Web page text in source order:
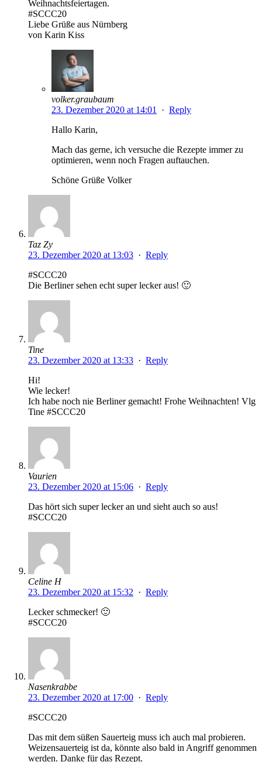
Weihnachtsfeiertagen.
#SCCC20
Liebe Grüße aus Nürnberg
von Karin Kiss
volker.graubaum
23. Dezember 2020 at 14:01
· Reply
Hallo Karin,
Mach das gerne, ich versuche die Rezepte immer zu
optimieren, wenn noch Fragen auftauchen.
Schöne Grüße Volker
Taz Zy
23. Dezember 2020 at 13:03 · Reply
#SCCC20
Die Berliner sehen echt super lecker aus! 🙂
Tine
23. Dezember 2020 at 13:33 · Reply
Hi!
Wie lecker!
Ich habe noch nie Berliner gemacht! Frohe Weihnachten! Vlg
Tine #SCCC20
Vaurien
23. Dezember 2020 at 15:06 · Reply
Das hört sich super lecker an und sieht auch so aus!
#SCCC20
Celine H
23. Dezember 2020 at 15:32 · Reply
Lecker schmecker! 🙂
#SCCC20
Nasenkrabbe
23. Dezember 2020 at 17:00 · Reply
#SCCC20
Das mit dem süßen Sauerteig muss ich auch mal probieren.
Weizensauerteig ist da, könnte also bald in Angriff genommen
werden. Danke für das Rezept.